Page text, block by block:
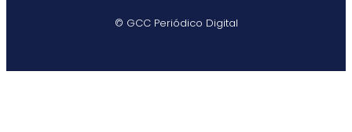
© GCC Periódico Digital